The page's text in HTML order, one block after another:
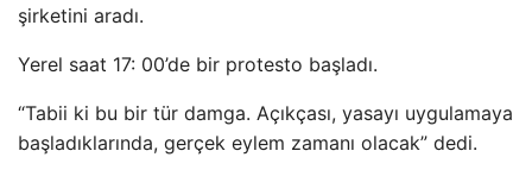
şirketini aradı.
Yerel saat 17: 00’de bir protesto başladı.
“Tabii ki bu bir tür damga. Açıkçası, yasayı uygulamaya
başladıklarında, gerçek eylem zamanı olacak” dedi.